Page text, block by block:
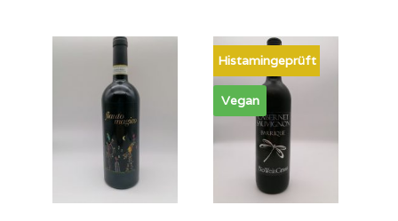
Histamingeprüft
Vegan